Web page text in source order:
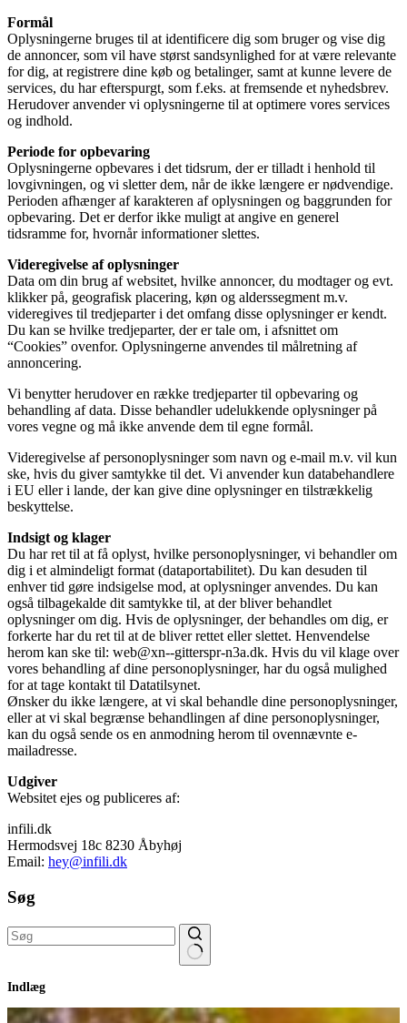
Formål
Oplysningerne bruges til at identificere dig som bruger og vise dig
de annoncer, som vil have størst sandsynlighed for at være relevante
for dig, at registrere dine køb og betalinger, samt at kunne levere de
services, du har efterspurgt, som f.eks. at fremsende et nyhedsbrev.
Herudover anvender vi oplysningerne til at optimere vores services
og indhold.
Periode for opbevaring
Oplysningerne opbevares i det tidsrum, der er tilladt i henhold til
lovgivningen, og vi sletter dem, når de ikke længere er nødvendige.
Perioden afhænger af karakteren af oplysningen og baggrunden for
opbevaring. Det er derfor ikke muligt at angive en generel
tidsramme for, hvornår informationer slettes.
Videregivelse af oplysninger
Data om din brug af websitet, hvilke annoncer, du modtager og evt.
klikker på, geografisk placering, køn og alderssegment m.v.
videregives til tredjeparter i det omfang disse oplysninger er kendt.
Du kan se hvilke tredjeparter, der er tale om, i afsnittet om
“Cookies” ovenfor. Oplysningerne anvendes til målretning af
annoncering.
Vi benytter herudover en række tredjeparter til opbevaring og
behandling af data. Disse behandler udelukkende oplysninger på
vores vegne og må ikke anvende dem til egne formål.
Videregivelse af personoplysninger som navn og e-mail m.v. vil kun
ske, hvis du giver samtykke til det. Vi anvender kun databehandlere
i EU eller i lande, der kan give dine oplysninger en tilstrækkelig
beskyttelse.
Indsigt og klager
Du har ret til at få oplyst, hvilke personoplysninger, vi behandler om
dig i et almindeligt format (dataportabilitet). Du kan desuden til
enhver tid gøre indsigelse mod, at oplysninger anvendes. Du kan
også tilbagekalde dit samtykke til, at der bliver behandlet
oplysninger om dig. Hvis de oplysninger, der behandles om dig, er
forkerte har du ret til at de bliver rettet eller slettet. Henvendelse
herom kan ske til: web@xn--gitterspr-n3a.dk. Hvis du vil klage over
vores behandling af dine personoplysninger, har du også mulighed
for at tage kontakt til Datatilsynet.
Ønsker du ikke længere, at vi skal behandle dine personoplysninger,
eller at vi skal begrænse behandlingen af dine personoplysninger,
kan du også sende os en anmodning herom til ovennævnte e-
mailadresse.
Udgiver
Websitet ejes og publiceres af:
infili.dk
Hermodsvej 18c 8230 Åbyhøj
Email: hey@infili.dk
Søg
resultater
Indlæg